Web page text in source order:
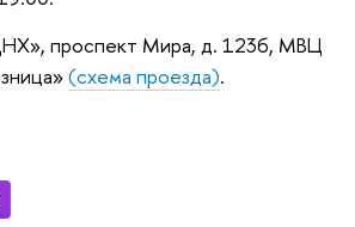
проспект Мира, д. 123б, МВЦ
(схема проезда).